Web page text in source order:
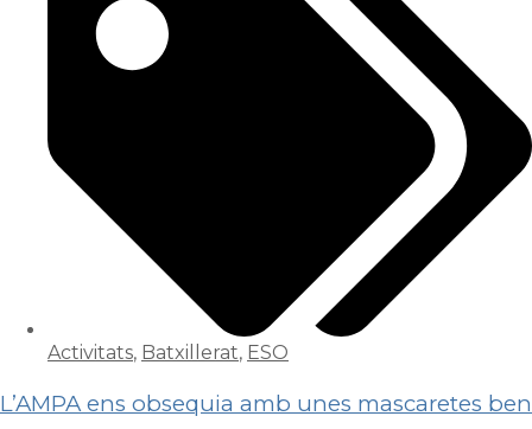
Activitats, Batxillerat, ESO
L’AMPA ens obsequia amb unes mascaretes ben